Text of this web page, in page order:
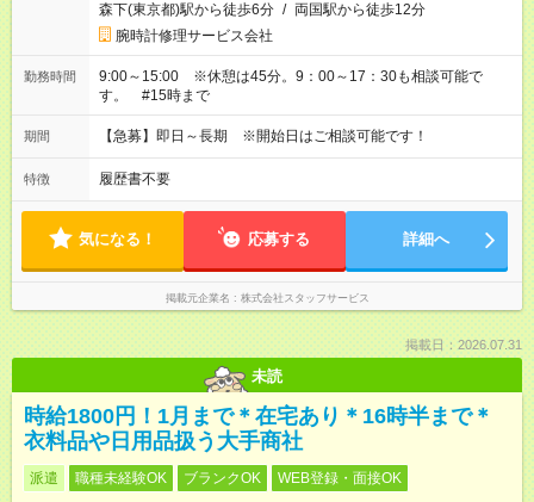
森下(東京都)駅から徒歩6分 / 両国駅から徒歩12分
腕時計修理サービス会社
勤務時間
9:00～15:00 ※休憩は45分。9：00～17：30も相談可能で
す。 #15時まで
期間 【急募】即日～長期 ※開始日はご相談可能です！
特徴 履歴書不要
気になる！ 応募する 詳細へ
掲載元企業名 株式会社スタッフサービス
掲載日：2026.07.31
未読
時給1800円！1月まで＊在宅あり＊16時半まで＊
衣料品や日用品扱う大手商社
派遣 職種未経験OK ブランクOK WEB登録・面接OK